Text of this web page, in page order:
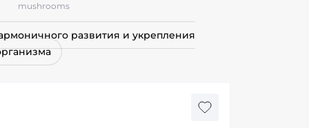
mushrooms
развития и укрепления